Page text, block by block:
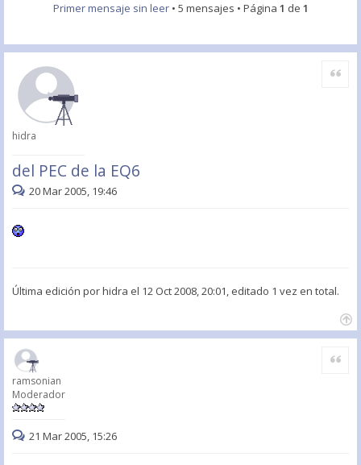
Primer mensaje sin leer• 5 mensajes • Página 1 de 1
hidra
del PEC de la EQ6
Citar
20 Mar 2005, 19:46
Última edición porhidra el 12 Oct 2008, 20:01, editado 1 vez en total.
ramsonian
Moderador
Citar
21 Mar 2005, 15:26